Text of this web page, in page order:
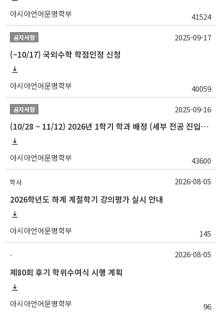
아시아언어문명학부 41524
공지사항
(~10/17) 국외수학 학점인정 신청
아시아언어문명학부 40059
2025-09-17
공지사항
(10/28 ~ 11/12) 2026년 1학기 학과 배정 (세부 전공 진입) 안내
아시아언어문명학부 43600
2025-09-16
학사
2026학년도 하계 계절학기 강의평가 실시 안내
아시아언어문명학부 145
2026-08-05
-
제80회 후기 학위수여식 시행 계획
아시아언어문명학부 96
2026-08-05